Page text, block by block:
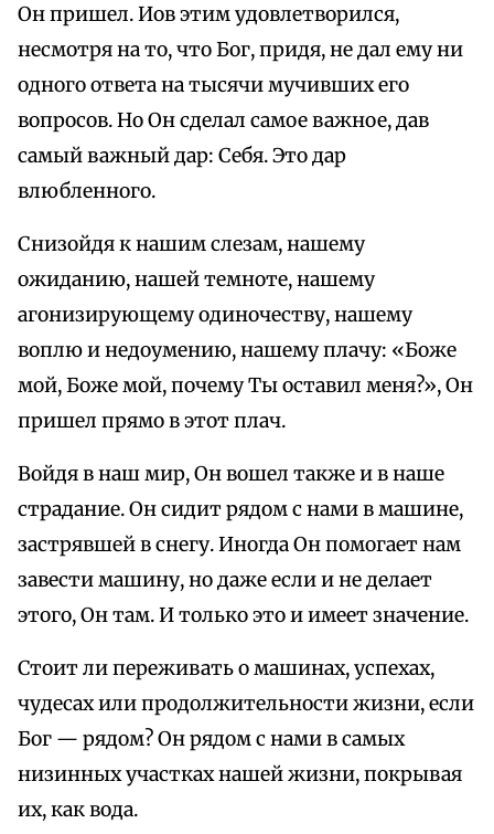
Он пришел. Иов этим удовлетворился,
несмотря на то, что Бог, придя, не дал ему ни
одного ответа на тысячи мучивших его
вопросов. Но Он сделал самое важное, дав
самый важный дар: Себя. Это дар
влюбленного.
Снизойдя к нашим слезам, нашему
ожиданию, нашей темноте, нашему
агонизирующему одиночеству, нашему
воплю и недоумению, нашему плачу: «Боже
мой, Боже мой, почему Ты оставил меня?», Он
пришел прямо в этот плач.
Войдя в наш мир, Он вошел также и в наше
страдание. Он сидит рядом с нами в машине,
застрявшей в снегу. Иногда Он помогает нам
завести машину, но даже если и не делает
этого, Он там. И только это и имеет значение.
Стоит ли переживать о машинах, успехах,
чудесах или продолжительности жизни, если
Бог — рядом? Он рядом с нами в самых
низинных участках нашей жизни, покрывая
их, как вода.